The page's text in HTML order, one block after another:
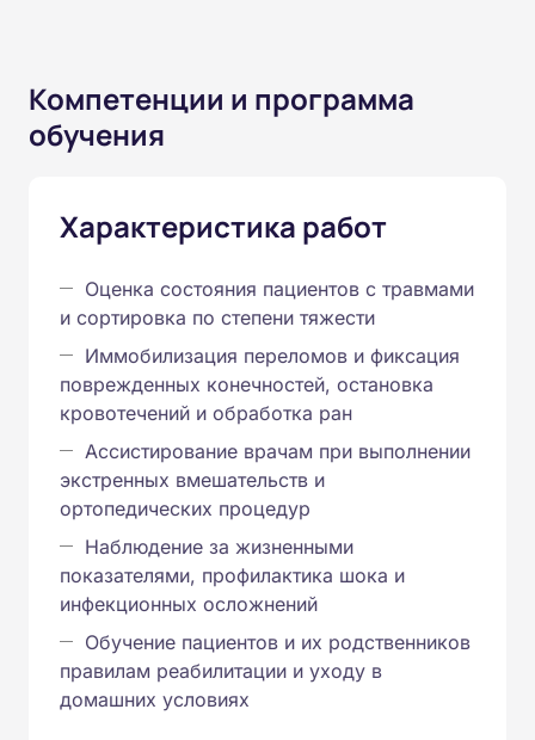
Компетенции и программа
обучения
Характеристика работ
Оценка состояния пациентов с травмами
и сортировка по степени тяжести
Иммобилизация переломов и фиксация
поврежденных конечностей, остановка
кровотечений и обработка ран
Ассистирование врачам при выполнении
экстренных вмешательств и
ортопедических процедур
Наблюдение за жизненными
показателями, профилактика шока и
инфекционных осложнений
Обучение пациентов и их родственников
правилам реабилитации и уходу в
домашних условиях